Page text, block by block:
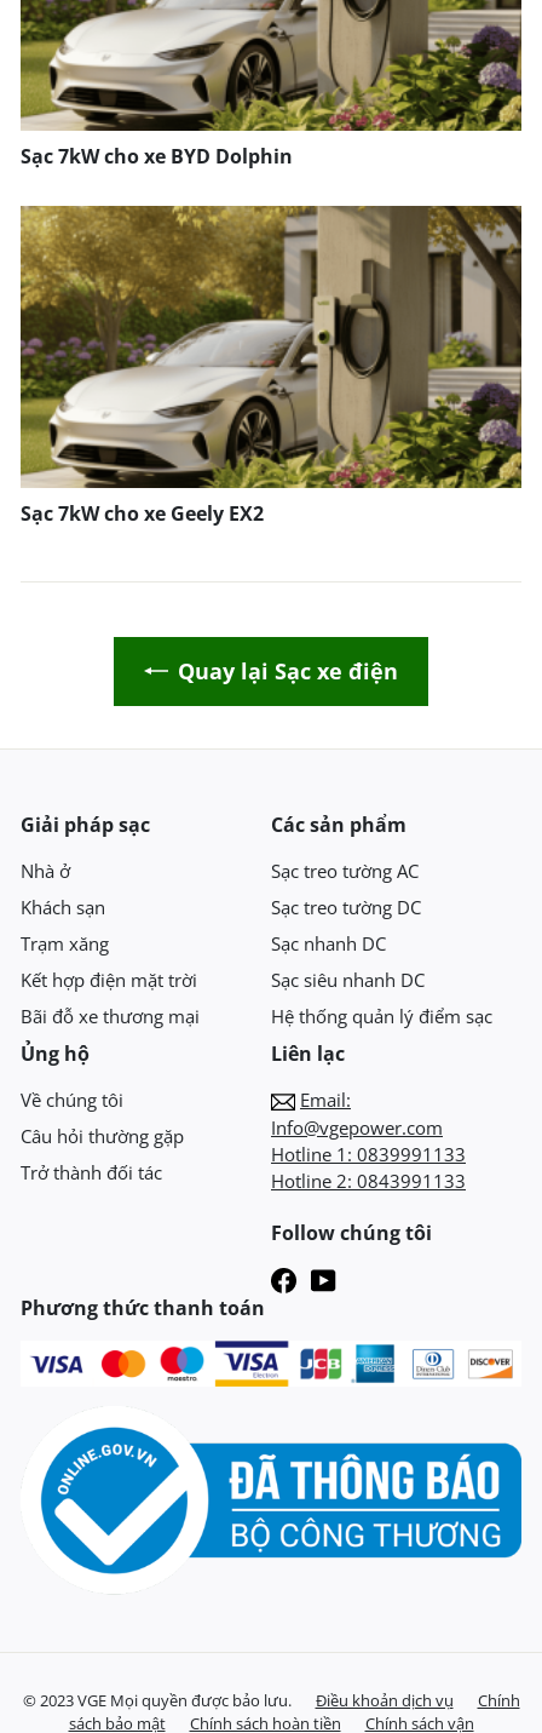
Sạc 7kW cho xe BYD Dolphin
Sạc 7kW cho xe Geely EX2
Quay lại Sạc xe điện
Giải pháp sạc
Nhà ở
Khách sạn
Trạm xăng
Kết hợp điện mặt trời
Bãi đỗ xe thương mại
Các sản phẩm
Sạc treo tường AC
Sạc treo tường DC
Sạc nhanh DC
Sạc siêu nhanh DC
Hệ thống quản lý điểm sạc
Ủng hộ
Về chúng tôi
Câu hỏi thường gặp
Trở thành đối tác
Liên lạc
Email:
Info@vgepower.com
Hotline 1: 0839991133
Hotline 2: 0843991133
Follow chúng tôi
Phương thức thanh toán
© 2023 VGE Mọi quyền được bảo lưu. Điều khoản dịch vụ
Chính
sách bảo mật
Chính sách hoàn tiền Chính sách vận